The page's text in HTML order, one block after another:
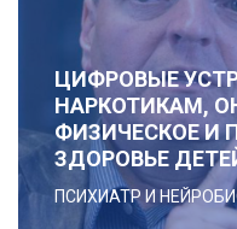
ЦИФРОВЫЕ
НАРКОТИКАМ,
ФИЗИЧЕСКОЕ И
ЗДОРОВЬЕ
ПСИХИАТР И